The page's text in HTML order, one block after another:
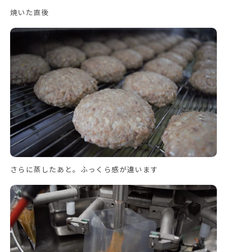
焼いた直後
さらに蒸したあと。ふっくら感が違います